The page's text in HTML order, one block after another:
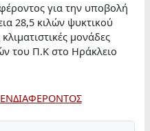
για την υποβολή
28,5 κιλών ψυκτικού
μονάδες
του Π.Κ στο Ηράκλειο